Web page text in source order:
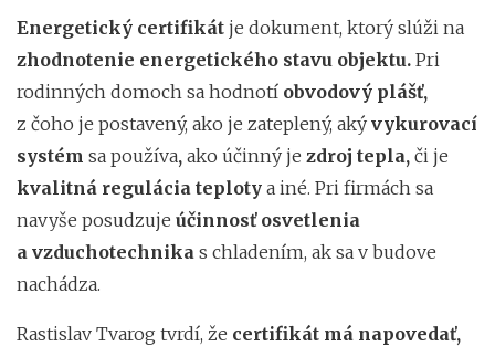
Energetický certifikát je dokument, ktorý slúži na
zhodnotenie energetického stavu objektu. Pri
rodinných domoch sa hodnotí obvodový plášť,
z čoho je postavený, ako je zateplený, aký vykurovací
systém sa používa, ako účinný je zdroj tepla, či je
kvalitná regulácia teploty a iné. Pri firmách sa
navyše posudzuje účinnosť osvetlenia
a vzduchotechnika s chladením, ak sa v budove
nachádza.
Rastislav Tvarog tvrdí, že certifikát má napovedať,